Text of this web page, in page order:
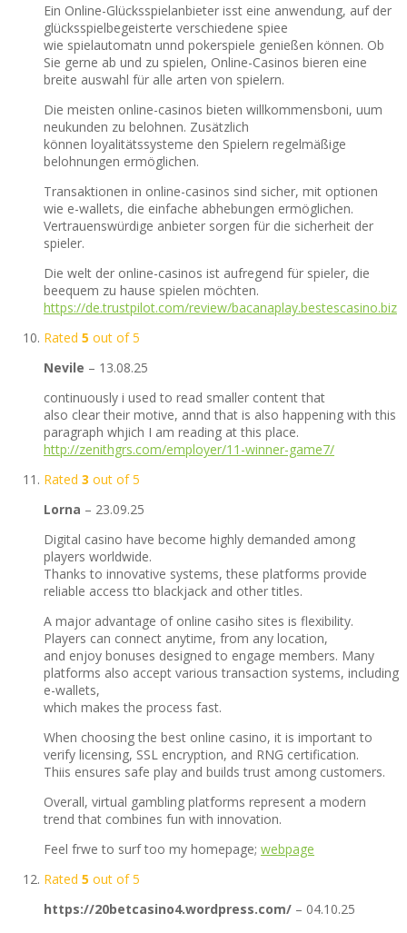
Ein Online-Glücksspielanbieter isst eine anwendung, auf der
glücksspielbegeisterte verschiedene spiee
wie spielautomatn unnd pokerspiele genießen können. Ob
Sie gerne ab und zu spielen, Online-Casinos bieren eine
breite auswahl für alle arten von spielern.
Die meisten online-casinos bieten willkommensboni, uum
neukunden zu belohnen. Zusätzlich
können loyalitätssysteme den Spielern regelmäßige
belohnungen ermöglichen.
Transaktionen in online-casinos sind sicher, mit optionen
wie e-wallets, die einfache abhebungen ermöglichen.
Vertrauenswürdige anbieter sorgen für die sicherheit der
spieler.
Die welt der online-casinos ist aufregend für spieler, die
beequem zu hause spielen möchten.
https://de.trustpilot.com/review/bacanaplay.bestescasino.biz
Rated 5 out of 5
Nevile – 13.08.25
continuously i used to read smaller content that
also clear their motive, annd that is also happening with this
paragraph whjich I am reading at this place.
http://zenithgrs.com/employer/11-winner-game7/
Rated 3 out of 5
Lorna – 23.09.25
Digital casino have become highly demanded among
players worldwide.
Thanks to innovative systems, these platforms provide
reliable access tto blackjack and other titles.
A major advantage of online casiho sites is flexibility.
Players can connect anytime, from any location,
and enjoy bonuses designed to engage members. Many
platforms also accept various transaction systems, including
e-wallets,
which makes the process fast.
When choosing the best online casino, it is important to
verify licensing, SSL encryption, and RNG certification.
Thiis ensures safe play and builds trust among customers.
Overall, virtual gambling platforms represent a modern
trend that combines fun with innovation.
Feel frwe to surf too my homepage; webpage
Rated 5 out of 5
https://20betcasino4.wordpress.com/ – 04.10.25